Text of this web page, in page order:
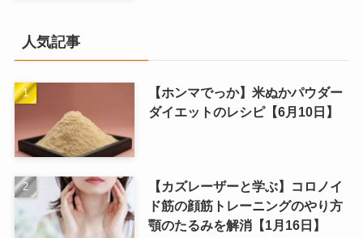
人気記事
【ホンマでっか】米ぬかパウダー
ダイエットのレシピ【6月10日】
【カズレーザーと学ぶ】コロノイ
ド筋の顔筋トレーニングのやり方
顎のたるみを解消【1月16日】